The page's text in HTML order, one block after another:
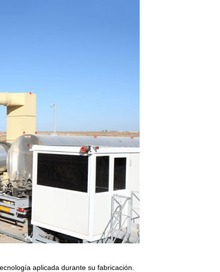
aplicada durante su fabricación.